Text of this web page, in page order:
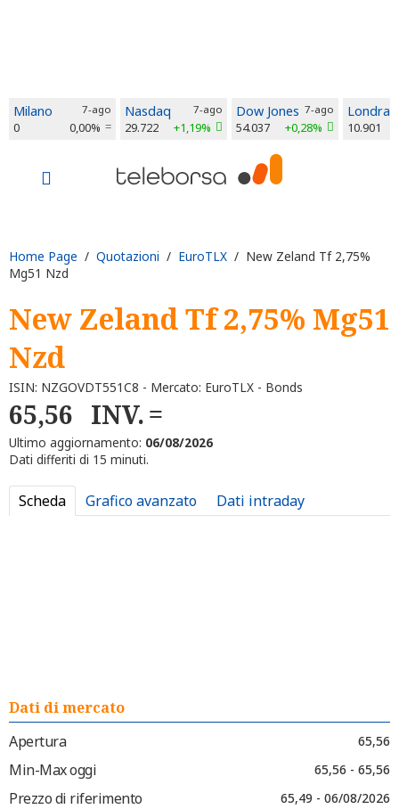
Milano 7-ago
0 0,00%
Nasdaq 7-ago
29.722 +1,19%
Dow Jones 7-ago
54.037 +0,28%
Londra
10.901
Home Page / Quotazioni / EuroTLX / New Zeland Tf 2,75%
Mg51 Nzd
New Zeland Tf 2,75% Mg51
Nzd
ISIN: NZGOVDT551C8 - Mercato: EuroTLX - Bonds
65,56 INV.
Ultimo aggiornamento: 06/08/2026
Dati differiti di 15 minuti.
Scheda Grafico avanzato Dati intraday
Dati di mercato
Apertura
65,56
Min-Max oggi 65,56 - 65,56
Prezzo di riferimento 65,49 - 06/08/2026